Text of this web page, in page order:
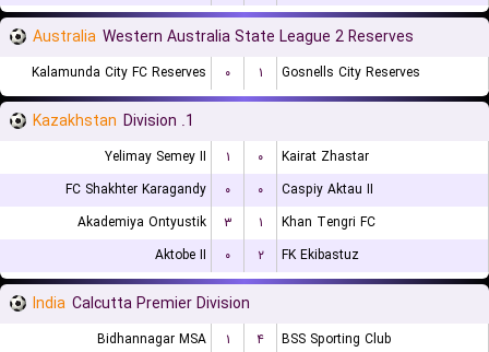
Australia Western Australia State League 2 Reserves
Kalamunda City FC Reserves ۰ ۱ Gosnells City Reserves
Kazakhstan 1. Division
Yelimay Semey II ۱ ۰
Kairat Zhastar
FC Shakhter Karagandy
۰ ۰
Caspiy Aktau II
Akademiya Ontyustik
۳ ۱
Khan Tengri FC
Aktobe II
۰ ۲ FK Ekibastuz
India Calcutta Premier Division
Bidhannagar MSA ۱ ۴
BSS Sporting Club